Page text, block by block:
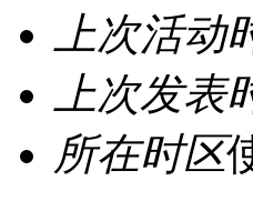
上次活动
上次发表
所在时区